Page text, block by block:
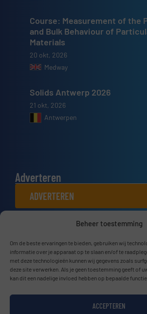
Beheer toestemming
Om de beste ervaringen te bieden, gebruiken wij
informatie over je apparaat op te slaan en/of te
met deze technologieën kunnen wij gegevens zoals
deze site verwerken. Als je geen toestemming geeft of
kan dit een nadelige invloed hebben op bepaalde
ACCEPTEREN
Course: Measurement of the
and Bulk Behaviour of
Materials
20 okt, 2026
Medway
Solids Antwerp 2026
21 okt, 2026
Antwerpen
Adverteren
ADVERTEREN
Connect met ons
LINKEDIN
SCHRIJF JE NU IN